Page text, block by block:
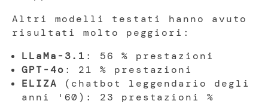
Altri modelli testati hanno avuto
risultati molto peggiori:
LLaMa-3.1 : 56 % prestazioni
GPT-4o : 21 % prestazioni
ELIZA (chatbot leggendario degli
anni '60): 23 prestazioni %